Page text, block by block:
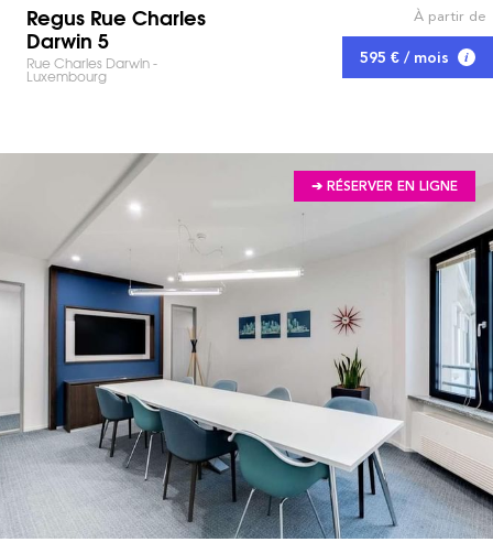
Regus Rue Charles
Darwin 5
Rue Charles Darwin -
Luxembourg
À partir de
595 € / mois
➔ RÉSERVER EN LIGNE